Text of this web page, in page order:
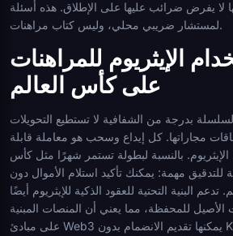
لا يفرض ضرائب عليها على الإطلاق. هذه أسئلة
لمستشار ضريبي محلي، وليس كتاب مراهنات.
الإيثريوم للمراهنات
على كأس العالم
بدرجة من الشفافية لا تستطيع التحويلات
مجاراتها. كل إيداع وسحب هو معاملة قابلة
بالنسبة لبطولة تستمر شهرًا مثل كأس
للتدقيق مهمة: يمكنك تأكيد استلام الأموال دون
البنية التحتية للعقود الذكية للإيثريوم أيضًا
الأصيل للمحفظة، مما يعني أن المنصات المبنية
على مبادئ Web3 يمكنها تقديم الانضمام بدون KYC، وتكامل المحفظة